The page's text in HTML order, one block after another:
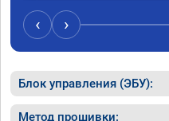
‹ ›
Блок управления (ЭБУ):
Метод прошивки: